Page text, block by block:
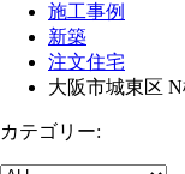
施工事例
新築
注文住宅
大阪市城東区
カテゴリー: